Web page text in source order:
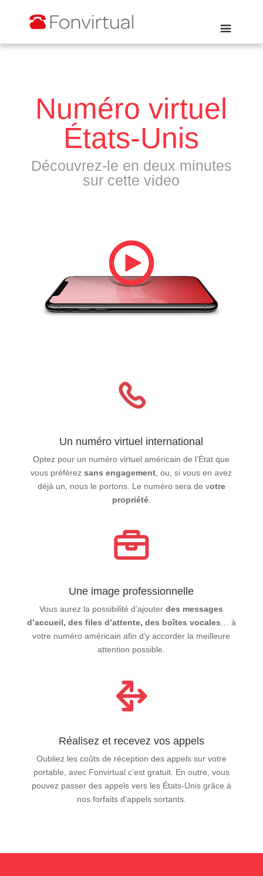
Numéro virtuel
États-Unis
Découvrez-le en deux minutes
sur cette video
Un numéro virtuel international
Optez pour un numéro virtuel américain de l’État que
vous préférez sans engagement , ou, si vous en avez
déjà un, nous le portons. Le numéro sera de votre
propriété.
Une image professionnelle
Vous aurez la possibilité d’ajouterdes messages
d’accueil, des files d’attente, des boîtes vocales … à
votre numéro américain afin d’y accorder la meilleure
attention possible.
Réalisez et recevez vos appels
Oubliez les coûts de réception des appels sur votre
portable, avec Fonvirtual c’est gratuit. En outre, vous
pouvez passer des appels vers les États-Unis grâce à
nos forfaits d’appels sortants.